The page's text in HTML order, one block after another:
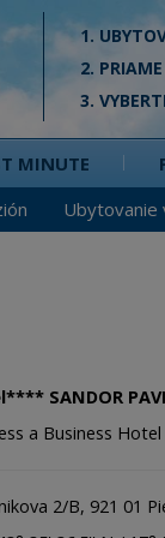
1.
2.
3.
Ubytovanie
MINUTE
SANDOR
a Business
2/B, 921 01